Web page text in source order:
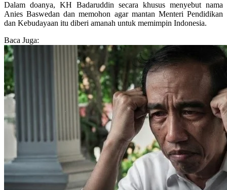
Dalam doanya, KH Badaruddin secara khusus menyebut nama
Anies Baswedan dan memohon agar mantan Menteri Pendidikan
dan Kebudayaan itu diberi amanah untuk memimpin Indonesia.
Baca Juga: